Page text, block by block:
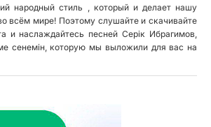
народный стиль , который и делает нашу
всём мире! Поэтому слушайте и скачивайте
и наслаждайтесь песней Серік Ибрагимов,
сенемін, которую мы выложили для вас на